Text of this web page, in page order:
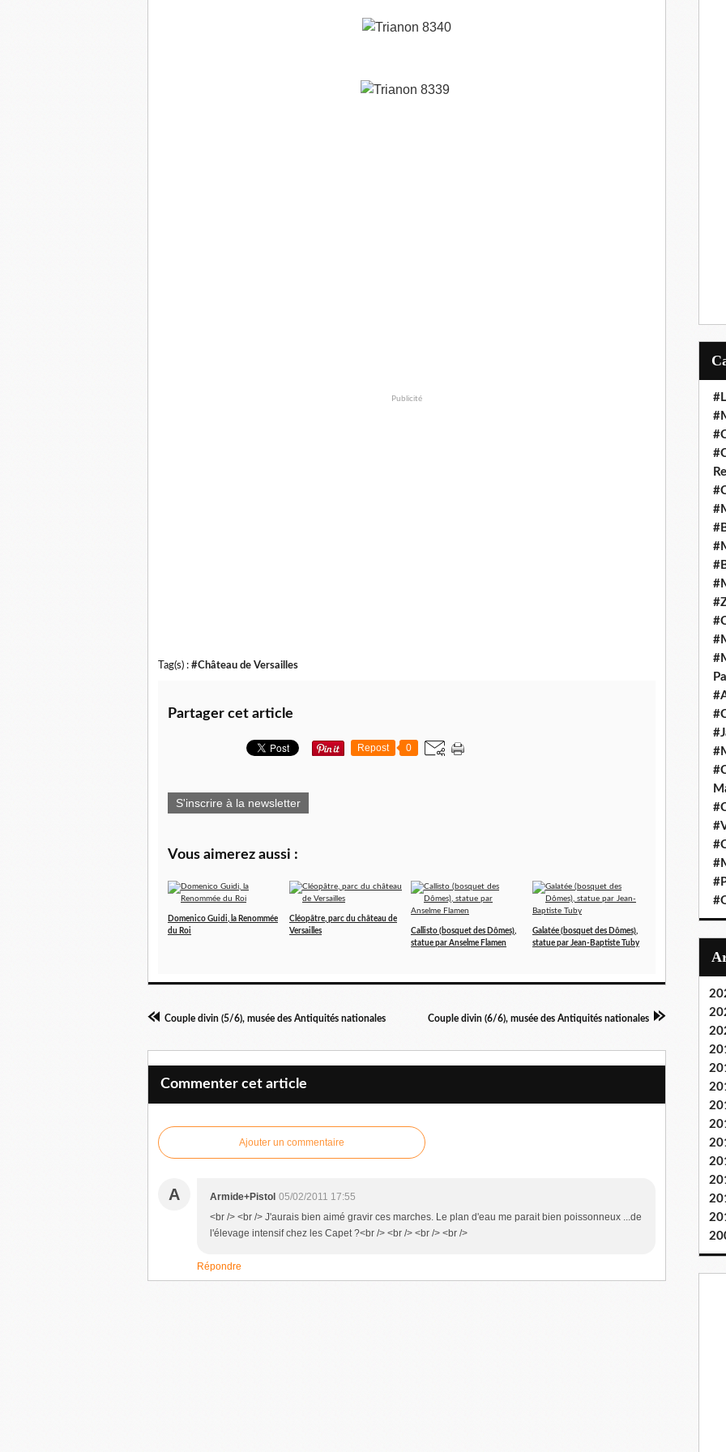
Publicité
Tag(s) : #Château de Versailles
Partager cet article
Repost 0
S'inscrire à la newsletter
Vous aimerez aussi :
Domenico Guidi, la Renommée
du Roi
Cléopâtre, parc du château de
Versailles
Callisto (bosquet des Dômes),
statue par Anselme Flamen
Galatée (bosquet des Dômes),
statue par Jean-Baptiste Tuby
Couple divin (5/6), musée des Antiquités nationales Couple divin (6/6), musée des Antiquités nationales
Commenter cet article
Ajouter un commentaire
A Armide+Pistol 05/02/2011 17:55
<br /> <br /> J'aurais bien aimé gravir ces marches. Le plan d'eau me parait bien poissonneux ...de
l'élevage intensif chez les Capet ?<br /> <br /> <br /> <br />
Répondre